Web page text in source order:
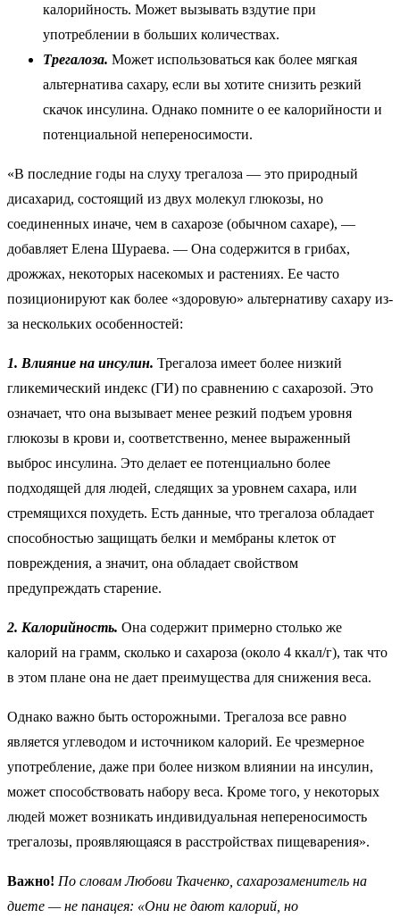
калорийность. Может вызывать вздутие при
употреблении в больших количествах.
Трегалоза. Может использоваться как более мягкая
альтернатива сахару, если вы хотите снизить резкий
скачок инсулина. Однако помните о ее калорийности и
потенциальной непереносимости.
«В последние годы на слуху трегалоза — это природный
дисахарид, состоящий из двух молекул глюкозы, но
соединенных иначе, чем в сахарозе (обычном сахаре), —
добавляет Елена Шураева. — Она содержится в грибах,
дрожжах, некоторых насекомых и растениях. Ее часто
позиционируют как более «здоровую» альтернативу сахару из-
за нескольких особенностей:
1. Влияние на инсулин. Трегалоза имеет более низкий
гликемический индекс (ГИ) по сравнению с сахарозой. Это
означает, что она вызывает менее резкий подъем уровня
глюкозы в крови и, соответственно, менее выраженный
выброс инсулина. Это делает ее потенциально более
подходящей для людей, следящих за уровнем сахара, или
стремящихся похудеть. Есть данные, что трегалоза обладает
способностью защищать белки и мембраны клеток от
повреждения, а значит, она обладает свойством
предупреждать старение.
2. Калорийность. Она содержит примерно столько же
калорий на грамм, сколько и сахароза (около 4 ккал/г), так что
в этом плане она не дает преимущества для снижения веса.
Однако важно быть осторожными. Трегалоза все равно
является углеводом и источником калорий. Ее чрезмерное
употребление, даже при более низком влиянии на инсулин,
может способствовать набору веса. Кроме того, у некоторых
людей может возникать индивидуальная непереносимость
трегалозы, проявляющаяся в расстройствах пищеварения».
Важно! По словам Любови Ткаченко, сахарозаменитель на
диете — не панацея: «Они не дают калорий, но